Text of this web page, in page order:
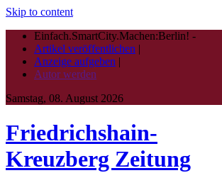
Skip to content
Einfach.SmartCity.Machen:Berlin! -
Artikel veröffentlichen |
Anzeige aufgeben |
Autor werden
Samstag, 08. August 2026
Friedrichshain-
Kreuzberg Zeitung